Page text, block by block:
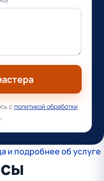
сполитикой обработки
.
и подробнее об услуге